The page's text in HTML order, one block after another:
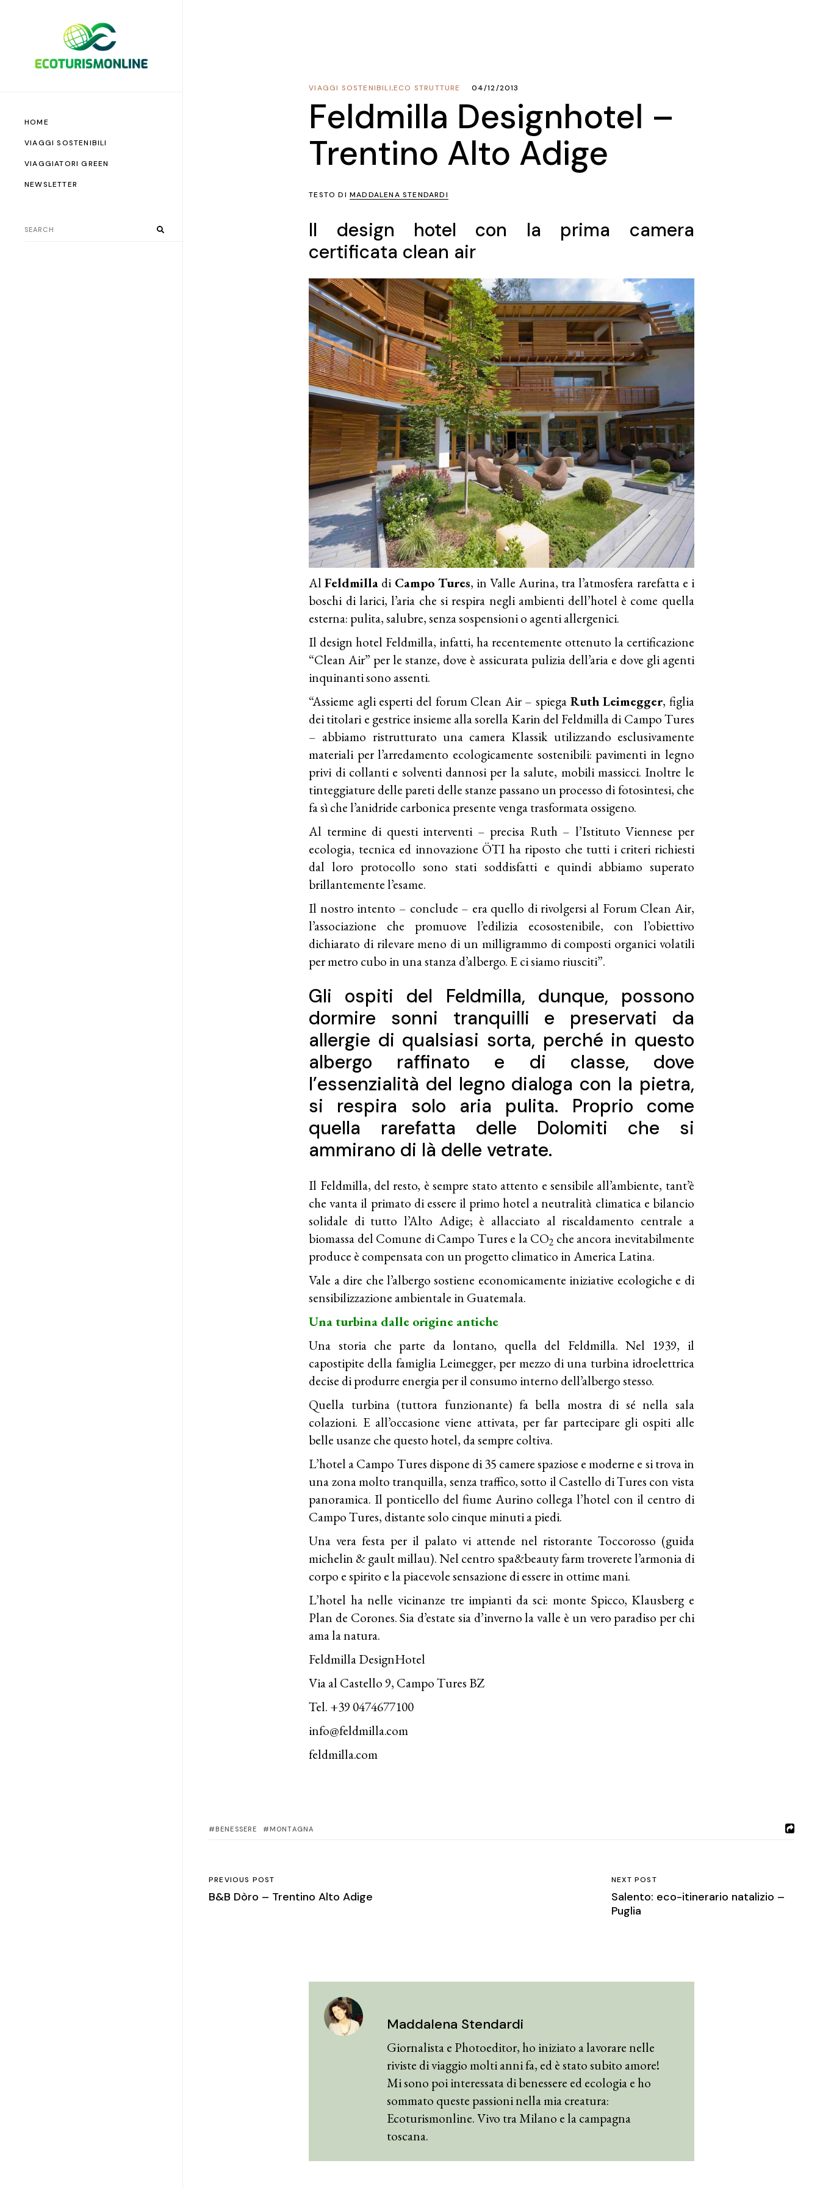
HOME
VIAGGI SOSTENIBILI
VIAGGIATORI GREEN
NEWSLETTER
ECO STRUTTURE
,
VIAGGI SOSTENIBILI 04/12/2013
Feldmilla Designhotel –
Trentino Alto Adige
TESTO DI MADDALENA STENDARDI
Il design hotel con la prima camera
certificata clean air
AlFeldmilla di Campo Tures, in Valle Aurina, tra l’atmosfera rarefatta e i
boschi di larici, l’aria che si respira negli ambienti dell’hotel è come quella
esterna: pulita, salubre, senza sospensioni o agenti allergenici.
Il design hotel Feldmilla, infatti, ha recentemente ottenuto la certificazione
“Clean Air” per le stanze, dove è assicurata pulizia dell’aria e dove gli agenti
inquinanti sono assenti.
“Assieme agli esperti del forum Clean Air – spiega Ruth Leimegger, figlia
dei titolari e gestrice insieme alla sorella Karin del Feldmilla di Campo Tures
– abbiamo ristrutturato una camera Klassik utilizzando esclusivamente
materiali per l’arredamento ecologicamente sostenibili: pavimenti in legno
privi di collanti e solventi dannosi per la salute, mobili massicci. Inoltre le
tinteggiature delle pareti delle stanze passano un processo di fotosintesi, che
fa sì che l’anidride carbonica presente venga trasformata ossigeno.
Al termine di questi interventi – precisa Ruth – l’Istituto Viennese per
ecologia, tecnica ed innovazione ÖTI ha riposto che tutti i criteri richiesti
dal loro protocollo sono stati soddisfatti e quindi abbiamo superato
brillantemente l’esame.
Il nostro intento – conclude – era quello di rivolgersi al Forum Clean Air,
l’associazione che promuove l’edilizia ecosostenibile, con l’obiettivo
dichiarato di rilevare meno di un milligrammo di composti organici volatili
per metro cubo in una stanza d’albergo. E ci siamo riusciti”.
Gli ospiti del Feldmilla, dunque, possono
dormire sonni tranquilli e preservati da
allergie di qualsiasi sorta, perché in questo
albergo raffinato e di classe, dove
l’essenzialità del legno dialoga con la pietra,
si respira solo aria pulita. Proprio come
quella rarefatta delle Dolomiti che si
ammirano di là delle vetrate.
Il Feldmilla, del resto, è sempre stato attento e sensibile all’ambiente, tant’è
che vanta il primato di essere il primo hotel a neutralità climatica e bilancio
solidale di tutto l’Alto Adige; è allacciato al riscaldamento centrale a
biomassa del Comune di Campo Tures e la CO2 che ancora inevitabilmente
produce è compensata con un progetto climatico in America Latina.
Vale a dire che l’albergo sostiene economicamente iniziative ecologiche e di
sensibilizzazione ambientale in Guatemala.
Una turbina dalle origine antiche
Una storia che parte da lontano, quella del Feldmilla. Nel 1939, il
capostipite della famiglia Leimegger, per mezzo di una turbina idroelettrica
decise di produrre energia per il consumo interno dell’albergo stesso.
Quella turbina (tuttora funzionante) fa bella mostra di sé nella sala
colazioni. E all’occasione viene attivata, per far partecipare gli ospiti alle
belle usanze che questo hotel, da sempre coltiva.
L’hotel a Campo Tures dispone di 35 camere spaziose e moderne e si trova in
una zona molto tranquilla, senza traffico, sotto il Castello di Tures con vista
panoramica. Il ponticello del fiume Aurino collega l’hotel con il centro di
Campo Tures, distante solo cinque minuti a piedi.
Una vera festa per il palato vi attende nel ristorante Toccorosso (guida
michelin & gault millau). Nel centro spa&beauty farm troverete l’armonia di
corpo e spirito e la piacevole sensazione di essere in ottime mani.
L’hotel ha nelle vicinanze tre impianti da sci: monte Spicco, Klausberg e
Plan de Corones. Sia d’estate sia d’inverno la valle è un vero paradiso per chi
ama la natura.
Feldmilla DesignHotel
Via al Castello 9, Campo Tures BZ
Tel. +39 0474677100
info@feldmilla.com
feldmilla.com
BENESSERE MONTAGNA
PREVIOUS POST
B&B Dòro – Trentino Alto Adige
NEXT POST
Salento: eco-itinerario natalizio –
Puglia
Maddalena Stendardi
Giornalista e Photoeditor, ho iniziato a lavorare nelle
riviste di viaggio molti anni fa, ed è stato subito amore!
Mi sono poi interessata di benessere ed ecologia e ho
sommato queste passioni nella mia creatura:
Ecoturismonline. Vivo tra Milano e la campagna
toscana.